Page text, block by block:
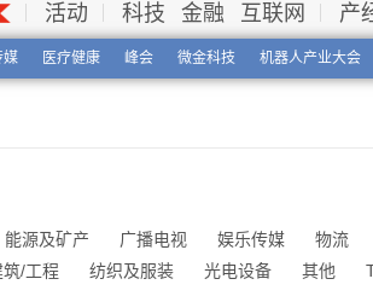
媒 医疗健康 峰会 微金科技 机器人产业大会
活动 科技 金融 互联网 产
能源及矿产 广播电视 娱乐传媒 物流
筑/工程 纺织及服装 光电设备 其他